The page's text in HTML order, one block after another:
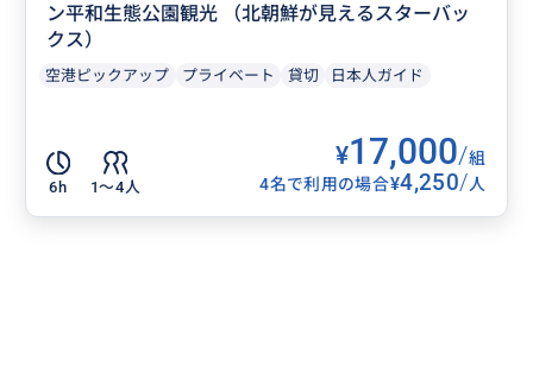
ン平和生態公園観光 （北朝鮮が見えるスターバッ
クス）
空港ピックアップ プライベート 貸切 日本人ガイド
6h 1〜4人
¥17,000/組
4名で利用の場合¥4,250/人